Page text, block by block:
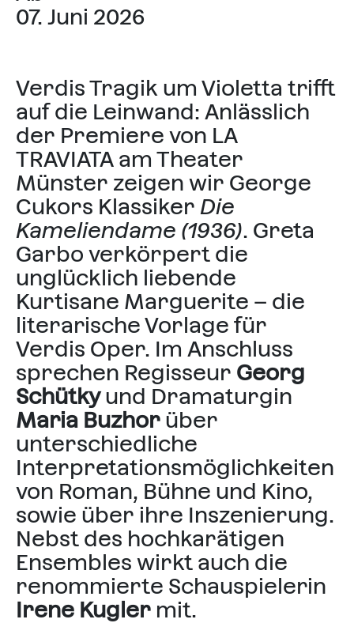
07. Juni 2026
Verdis Tragik um Violetta trifft
auf die Leinwand: Anlässlich
der Premiere von LA
TRAVIATA am Theater
Münster zeigen wir George
Cukors Klassiker Die
Kameliendame (1936). Greta
Garbo verkörpert die
unglücklich liebende
Kurtisane Marguerite – die
literarische Vorlage für
Verdis Oper. Im Anschluss
sprechen Regisseur Georg
Schütkyund Dramaturgin
Maria Buzhor über
unterschiedliche
Interpretationsmöglichkeiten
von Roman, Bühne und Kino,
sowie über ihre Inszenierung.
Nebst des hochkarätigen
Ensembles wirkt auch die
renommierte Schauspielerin
Irene Kugler mit.